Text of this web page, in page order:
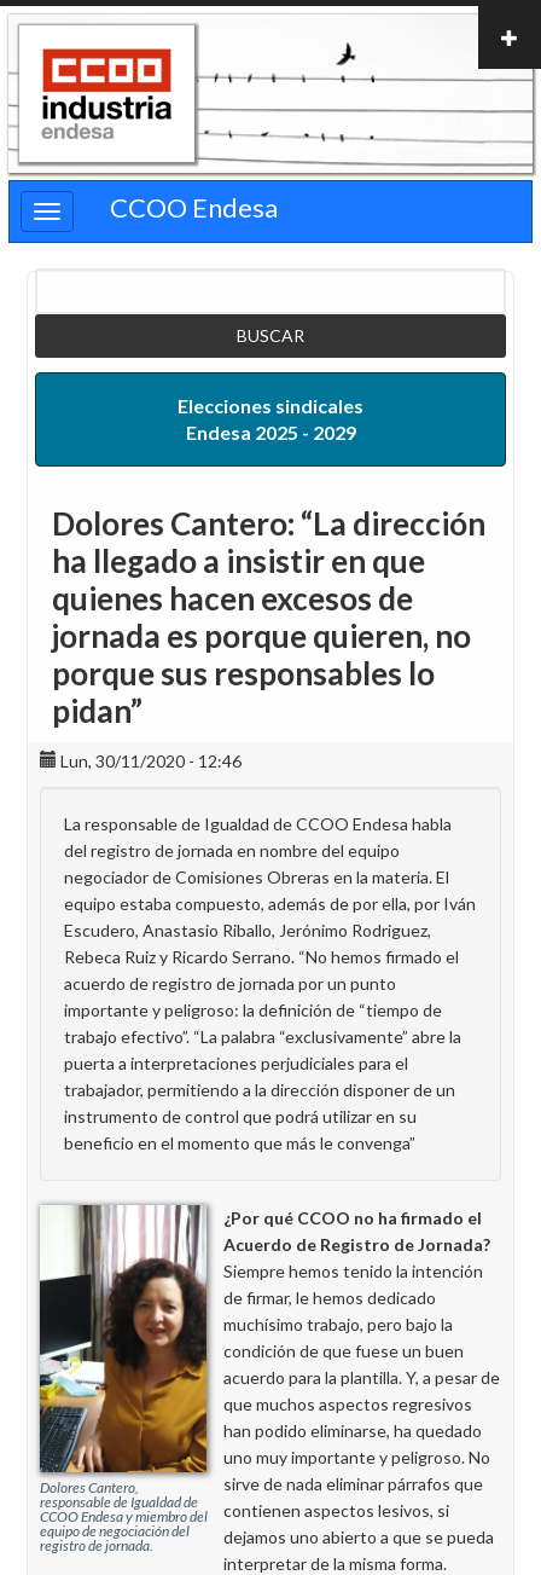
Pasar
contenido
principal
CCOO Endesa
Elecciones sindicales
Endesa 2025 - 2029
Dolores Cantero: “La dirección
ha llegado a insistir en que
quienes hacen excesos de
jornada es porque quieren, no
porque sus responsables lo
pidan”
Lun, 30/11/2020 - 12:46
La responsable de Igualdad de CCOO Endesa habla
del registro de jornada en nombre del equipo
negociador de Comisiones Obreras en la materia. El
equipo estaba compuesto, además de por ella, por Iván
Escudero, Anastasio Riballo, Jerónimo Rodriguez,
Rebeca Ruiz y Ricardo Serrano. “No hemos firmado el
acuerdo de registro de jornada por un punto
importante y peligroso: la definición de “tiempo de
trabajo efectivo”. “La palabra “exclusivamente” abre la
puerta a interpretaciones perjudiciales para el
trabajador, permitiendo a la dirección disponer de un
instrumento de control que podrá utilizar en su
beneficio en el momento que más le convenga”
Dolores Cantero,
responsable de Igualdad de
CCOO Endesa y miembro del
equipo de negociación del
registro de jornada.
¿Por qué CCOO no ha firmado el
Acuerdo de Registro de Jornada?
Siempre hemos tenido la intención
de firmar, le hemos dedicado
muchísimo trabajo, pero bajo la
condición de que fuese un buen
acuerdo para la plantilla.Y, a pesar de
que muchos aspectos regresivos
han podido eliminarse, ha quedado
uno muy importante y peligroso. No
sirve de nada eliminar párrafos que
contienen aspectos lesivos, si
dejamos uno abierto a que se pueda
interpretar de la misma forma.